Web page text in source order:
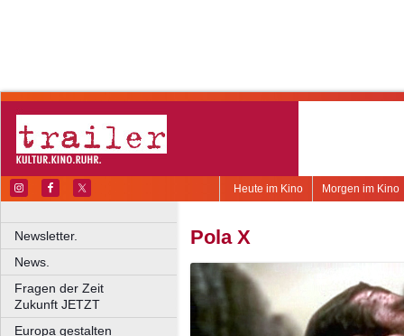
Morgen im Kino
Heute im Kino
Newsletter.
News.
Fragen der Zeit
Zukunft JETZT
Europa gestalten
Pola X